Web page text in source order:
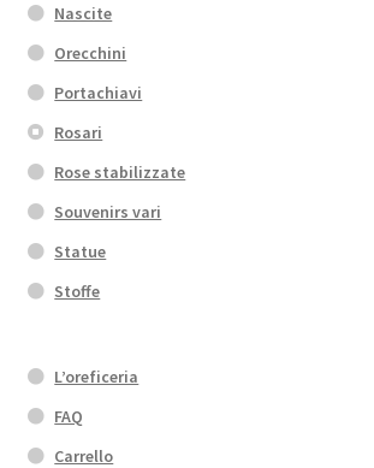
Nascite
Orecchini
Portachiavi
Rosari
Rose stabilizzate
Souvenirs vari
Statue
Stoffe
L’oreficeria
FAQ
Carrello